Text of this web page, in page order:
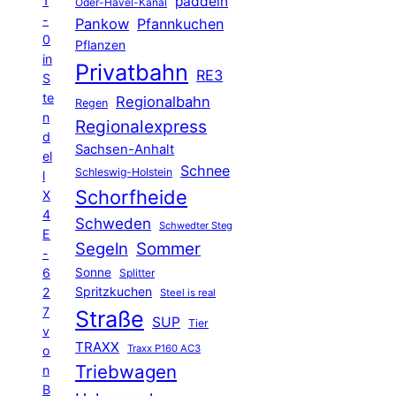
-
0
in
S
te
n
d
el
l
X
4
E
-
6
2
7
v
o
n
B
Pankow Pfannkuchen
Pflanzen
Privatbahn RE3
Regen Regionalbahn
Regionalexpress
Sachsen-Anhalt
Schleswig-Holstein Schnee
Schorfheide
Schweden Schwedter Steg
Segeln Sommer
Sonne Splitter
Spritzkuchen Steel is real
Straße SUP Tier
TRAXX Traxx P160 AC3
Triebwagen